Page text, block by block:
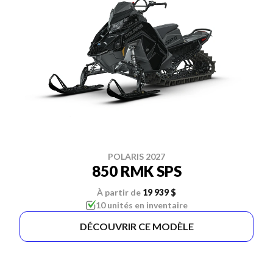
POLARIS 2027
850 RMK SPS
À partir de 19 939 $
10 unités en inventaire
DÉCOUVRIR CE MODÈLE